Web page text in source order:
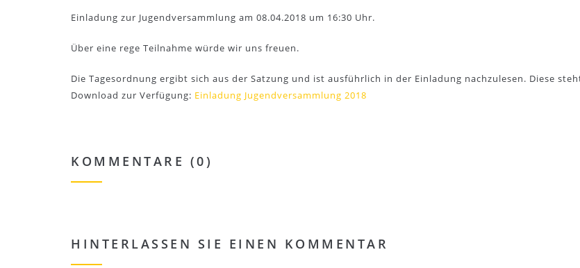
Einladung zur Jugendversammlung am 08.04.2018 um 16:30 Uhr.
Über eine rege Teilnahme würde wir uns freuen.
Die Tagesordnung ergibt sich aus der Satzung und ist ausführlich in der Einladung nachzulesen. Diese
Download zur Verfügung: Einladung Jugendversammlung 2018
KOMMENTARE (0)
HINTERLASSEN SIE EINEN KOMMENTAR